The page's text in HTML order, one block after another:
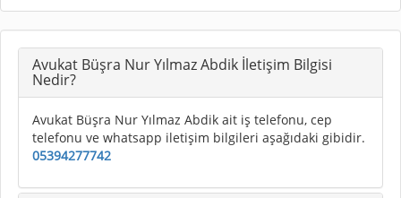
Avukat Büşra Nur Yılmaz Abdik İletişim Bilgisi
Nedir?
Avukat Büşra Nur Yılmaz Abdik ait iş telefonu, cep
telefonu ve whatsapp iletişim bilgileri aşağıdaki gibidir.
05394277742